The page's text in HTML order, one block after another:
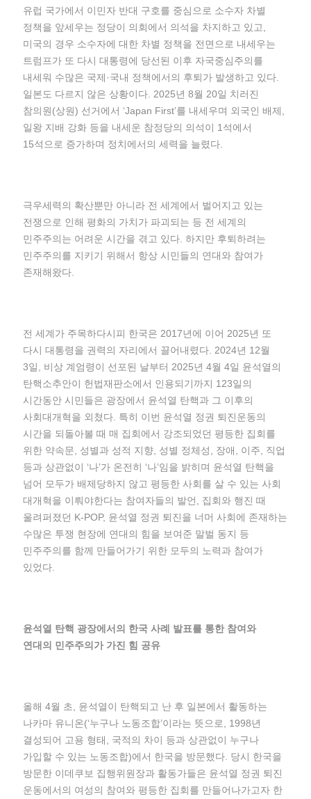
유럽 국가에서 이민자 반대 구호를 중심으로 소수자 차별
정책을 앞세우는 정당이 의회에서 의석을 차지하고 있고,
미국의 경우 소수자에 대한 차별 정책을 전면으로 내세우는
트럼프가 또 다시 대통령에 당선된 이후 자국중심주의를
내세워 수많은 국제·국내 정책에서의 후퇴가 발생하고 있다.
일본도 다르지 않은 상황이다. 2025년 8월 20일 치러진
참의원(상원) 선거에서 ‘Japan First’를 내세우며 외국인 배제,
일왕 지배 강화 등을 내세운 참정당의 의석이 1석에서
15석으로 증가하며 정치에서의 세력을 늘렸다.
극우세력의 확산뿐만 아니라 전 세계에서 벌어지고 있는
전쟁으로 인해 평화의 가치가 파괴되는 등 전 세계의
민주주의는 어려운 시간을 겪고 있다. 하지만 후퇴하려는
민주주의를 지키기 위해서 항상 시민들의 연대와 참여가
존재해왔다.
전 세계가 주목하다시피 한국은 2017년에 이어 2025년 또
다시 대통령을 권력의 자리에서 끌어내렸다. 2024년 12월
3일, 비상 계엄령이 선포된 날부터 2025년 4월 4일 윤석열의
탄핵소추안이 헌법재판소에서 인용되기까지 123일의
시간동안 시민들은 광장에서 윤석열 탄핵과 그 이후의
사회대개혁을 외쳤다. 특히 이번 윤석열 정권 퇴진운동의
시간을 되돌아볼 때 매 집회에서 강조되었던 평등한 집회를
위한 약속문, 성별과 성적 지향, 성별 정체성, 장애, 이주, 직업
등과 상관없이 ‘나’가 온전히 ‘나’임을 밝히며 윤석열 탄핵을
넘어 모두가 배제당하지 않고 평등한 사회를 살 수 있는 사회
대개혁을 이뤄야한다는 참여자들의 발언, 집회와 행진 때
울려퍼졌던 K-POP, 윤석열 정권 퇴진을 너머 사회에 존재하는
수많은 투쟁 현장에 연대의 힘을 보여준 말벌 동지 등
민주주의를 함께 만들어가기 위한 모두의 노력과 참여가
있었다.
윤석열 탄핵 광장에서의 한국 사례 발표를 통한 참여와
연대의 민주주의가 가진 힘 공유
올해 4월 초, 윤석열이 탄핵되고 난 후 일본에서 활동하는
나카마 유니온(‘누구나 노동조합’이라는 뜻으로, 1998년
결성되어 고용 형태, 국적의 차이 등과 상관없이 누구나
가입할 수 있는 노동조합)에서 한국을 방문했다. 당시 한국을
방문한 이데쿠보 집행위원장과 활동가들은 윤석열 정권 퇴진
운동에서의 여성의 참여와 평등한 집회를 만들어나가고자 한